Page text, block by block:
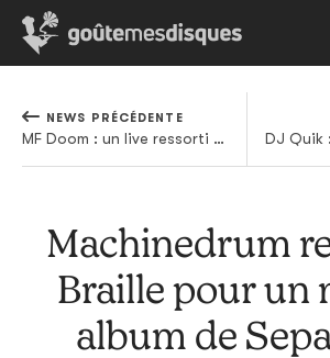
NEWS PRÉCÉDENTE
MF Doom : un live ressorti des tiroirs et édité en LP
Machinedrum
Braille pour un
album de